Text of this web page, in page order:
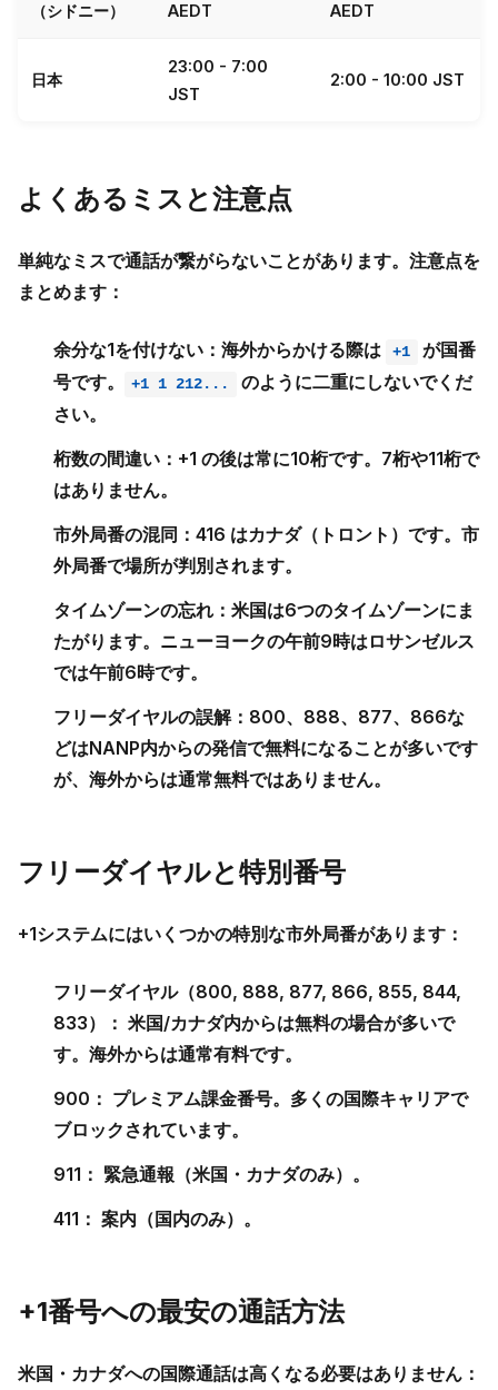
（シドニー）
AEDT
AEDT
日本
23:00 - 7:00
JST
2:00 - 10:00 JST
よくあるミスと注意点
単純なミスで通話が繋がらないことがあります。注意点を
まとめます：
余分な1を付けない： 海外からかける際は +1
が国番
号です。
+1 1 212...
のように二重にしないでくだ
さい。
桁数の間違い： +1 の後は常に10桁です。7桁や11桁で
はありません。
市外局番の混同： 416 はカナダ（トロント）です。市
外局番で場所が判別されます。
タイムゾーンの忘れ： 米国は6つのタイムゾーンにま
たがります。ニューヨークの午前9時はロサンゼルス
では午前6時です。
フリーダイヤルの誤解： 800、888、877、866な
どはNANP内からの発信で無料になることが多いです
が、海外からは通常無料ではありません。
フリーダイヤルと特別番号
+1システムにはいくつかの特別な市外局番があります：
フリーダイヤル（800, 888, 877, 866, 855, 844,
833）： 米国/カナダ内からは無料の場合が多いで
す。海外からは通常有料です。
900： プレミアム課金番号。多くの国際キャリアで
ブロックされています。
911： 緊急通報（米国・カナダのみ）。
411： 案内（国内のみ）。
+1番号への最安の通話方法
米国・カナダへの国際通話は高くなる必要はありません：